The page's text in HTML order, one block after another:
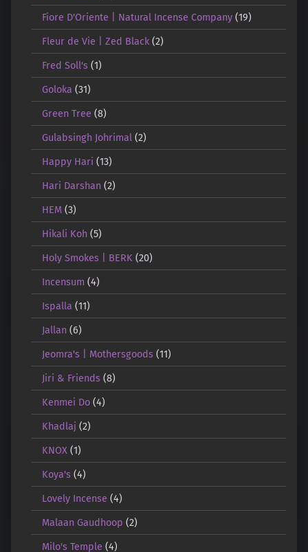
Fiore D'Oriente | Natural Incense Company(19)
Fleur de Vie | Zed Black(2)
Fred Soll's(1)
Goloka (31)
Green Tree (8)
Gulabsingh Johrimal (2)
Happy Hari (13)
Hari Darshan(2)
HEM(3)
Hikali Koh(5)
Holy Smokes | BERK (20)
Incensum (4)
Ispalla (11)
Jallan(6)
Jeomra's | Mothersgoods(11)
Jiri & Friends(8)
Kenmei Do(4)
Khadlaj (2)
KNOX (1)
Koya's(4)
Lovely Incense (4)
Malaan Gaudhoop (2)
Milo's Temple (4)